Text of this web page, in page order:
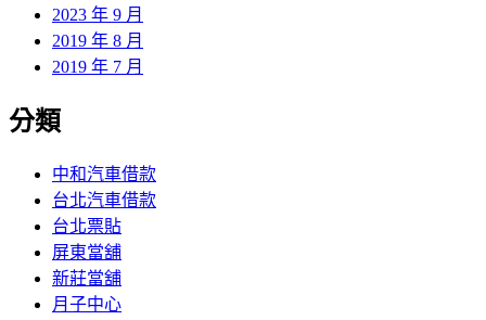
2023 年 9 月
2019 年 8 月
2019 年 7 月
分類
中和汽車借款
台北汽車借款
台北票貼
屏東當舖
新莊當舖
月子中心